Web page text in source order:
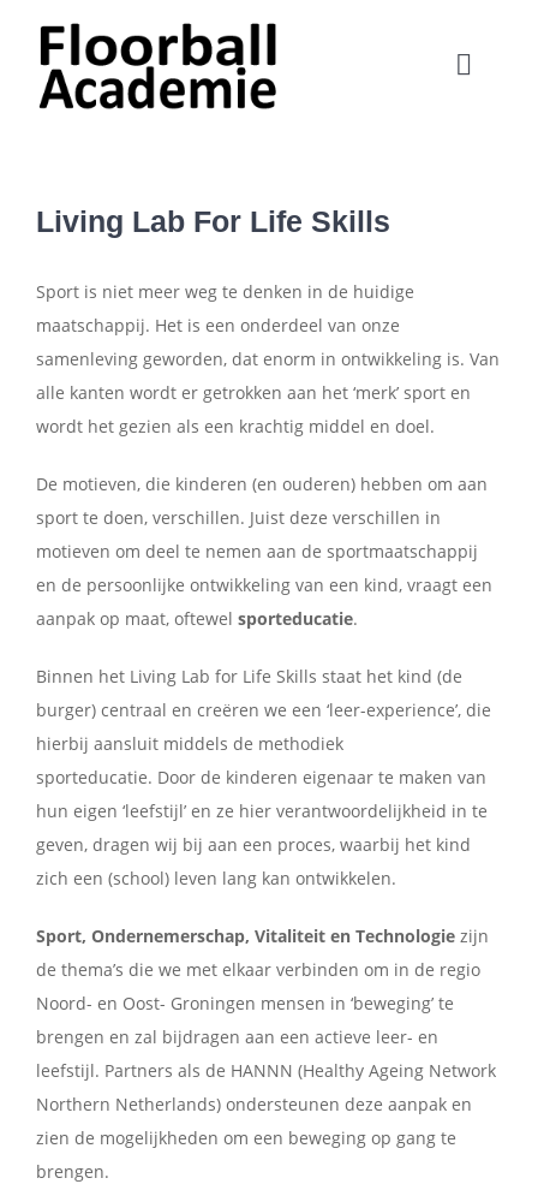
inhoud
Toggle
Lessen
Verkoop
Verhuur
Nieuws
Contact
Living Lab For Life Skills
Sport is niet meer weg te denken in de huidige
maatschappij. Het is een onderdeel van onze
samenleving geworden, dat enorm in ontwikkeling is. Van
alle kanten wordt er getrokken aan het ‘merk’ sport en
wordt het gezien als een krachtig middel en doel.
De motieven, die kinderen (en ouderen) hebben om aan
sport te doen, verschillen. Juist deze verschillen in
motieven om deel te nemen aan de sportmaatschappij
en de persoonlijke ontwikkeling van een kind, vraagt een
aanpak op maat, oftewel sporteducatie.
Binnen het Living Lab for Life Skills staat het kind (de
burger) centraal en creëren we een ‘leer-experience’, die
hierbij aansluit middels de methodiek
sporteducatie. Door de kinderen eigenaar te maken van
hun eigen ‘leefstijl’ en ze hier verantwoordelijkheid in te
geven, dragen wij bij aan een proces, waarbij het kind
zich een (school) leven lang kan ontwikkelen.
Sport, Ondernemerschap, Vitaliteit en Technologie zijn
de thema’s die we met elkaar verbinden om in de regio
Noord- en Oost- Groningen mensen in ‘beweging’ te
brengen en zal bijdragen aan een actieve leer- en
leefstijl. Partners als de HANNN (Healthy Ageing Network
Northern Netherlands) ondersteunen deze aanpak en
zien de mogelijkheden om een beweging op gang te
brengen.